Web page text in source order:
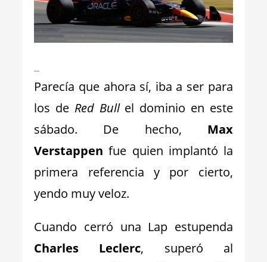
Parecía que ahora sí, iba a ser para
los de Red Bullel dominio en este
sábado. De hecho, Max
Verstappen fue quien implantó la
primera referencia y por cierto,
yendo muy veloz.
Cuando cerró una Lap estupenda
Charles Leclerc, superó al